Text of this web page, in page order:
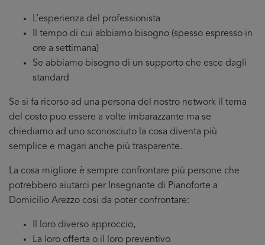
L’esperienza del professionista
Il tempo di cui abbiamo bisogno (spesso espresso in
ore a settimana)
Se abbiamo bisogno di un supporto che esce dagli
standard
Se si fa ricorso ad una persona del nostro network il tema
del costo puo essere a volte imbarazzante ma se
chiediamo ad uno sconosciuto la cosa diventa più
semplice e magari anche più trasparente.
La cosa migliore è sempre confrontare più persone che
potrebbero aiutarci per Insegnante di Pianoforte a
Domicilio Arezzo cosi da poter confrontare:
Il loro diverso approccio,
La loro offerta o il loro preventivo